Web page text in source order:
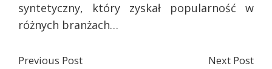
syntetyczny, który zyskał popularność w
różnych branżach…
Previous Post Next Post